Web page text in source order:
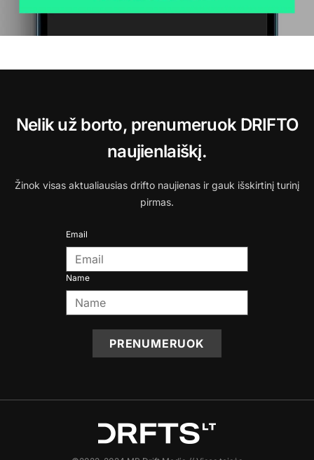
Nelik už borto, prenumeruok DRIFTO
naujienlaiškį.
Žinok visas aktualiausias drifto naujienas ir gauk išskirtinį turinį
pirmas.
Email
Name
PRENUMERUOK